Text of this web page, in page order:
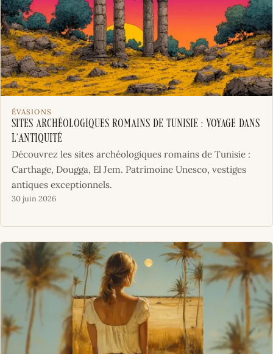
ÉVASIONS
Sites archéologiques romains de Tunisie : voyage dans
l’Antiquité
Découvrez les sites archéologiques romains de Tunisie :
Carthage, Dougga, El Jem. Patrimoine Unesco, vestiges
antiques exceptionnels.
30 juin 2026